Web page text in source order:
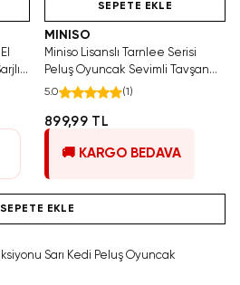
SEPETE EKLE
MINISO
Miniso Lisanslı Tarnlee Serisi
Peluş Oyuncak Sevimli Tavşan
Yumuşacık Uyku Arkadaşı 33 Cm
5.0 (1 )
899,99 TL
🚚 KARGO BEDAVA
SEPETE EKLE
Sarı Kedi Peluş Oyuncak